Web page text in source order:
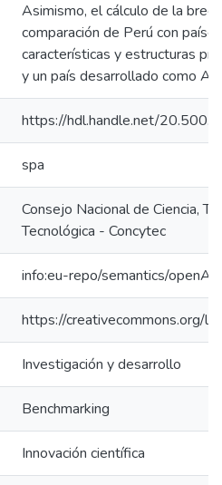
Asimismo, el cálculo de la
comparación de Perú con
características y estructuras
y un país desarrollado como
https://hdl.handle.net/
spa
Consejo Nacional de Ciencia,
Tecnológica - Concytec
info:eu-repo/semantics/
https://creativecommons.org/
Investigación y desarrollo
Benchmarking
Innovación científica